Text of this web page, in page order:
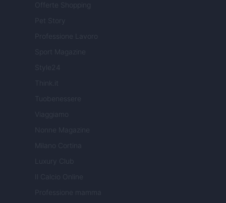
Offerte Shopping
Pet Story
Professione Lavoro
Sport Magazine
Style24
Think.it
Tuobenessere
Viaggiamo
Nonne Magazine
Milano Cortina
Luxury Club
Il Calcio Online
Professione mamma